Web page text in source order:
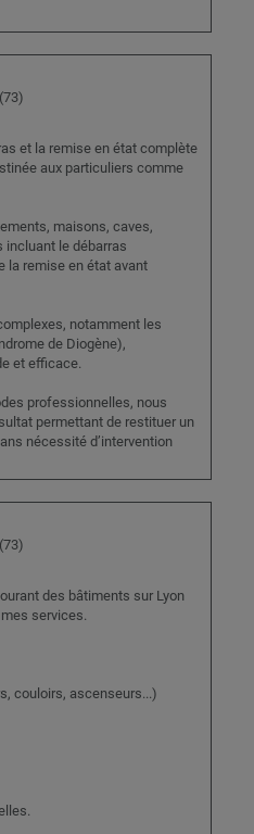
et la remise en état complète
aux particuliers comme
maisons, caves,
le débarras
la remise en état avant
notamment les
de Diogène),
et efficace.
professionnelles, nous
permettant de restituer un
nécessité d’intervention
des bâtiments sur Lyon
services.
couloirs, ascenseurs...)